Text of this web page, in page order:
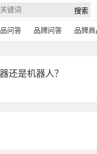
问答 品牌问答 品牌商
还是机器人？